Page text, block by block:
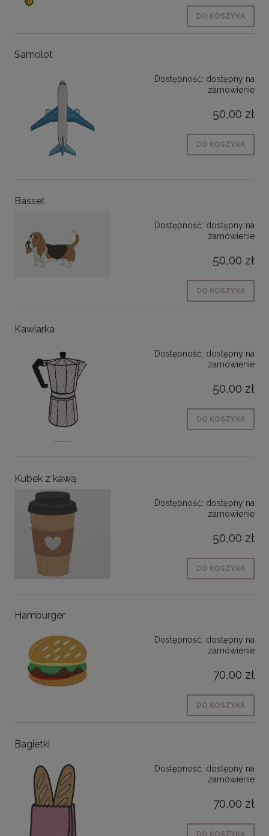
DO KOSZYKA
Samolot
Dostępność: dostępny na
zamówienie
50,00 zł
DO KOSZYKA
Basset
Dostępność: dostępny na
zamówienie
50,00 zł
DO KOSZYKA
Kawiarka
Dostępność: dostępny na
zamówienie
50,00 zł
DO KOSZYKA
Kubek z kawą
Dostępność: dostępny na
zamówienie
50,00 zł
DO KOSZYKA
Hamburger
Dostępność: dostępny na
zamówienie
70,00 zł
DO KOSZYKA
Bagietki
Dostępność: dostępny na
zamówienie
70,00 zł
DO KOSZYKA